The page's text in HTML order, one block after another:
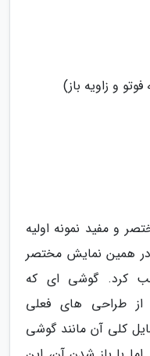
و زاویه باز)
و مفید نمونه اولیه
همین نمایش مختصر
کرد. گوشی ای که
طراحی های فعلی
کلی آن مانند گوشی